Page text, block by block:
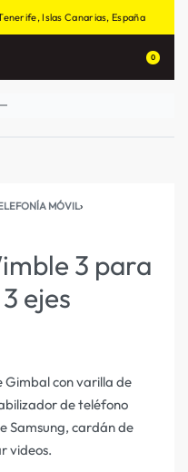
Islas Canarias, España
0
MÓVIL›
3 para
ejes
Gimbal con varilla de
de teléfono
Samsung, cardán de
videos.